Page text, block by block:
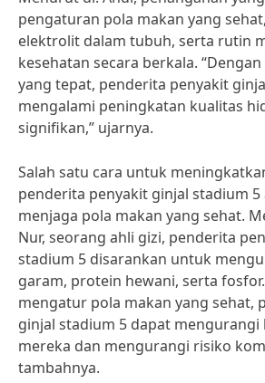
pengaturan pola makan yang
elektrolit dalam tubuh, serta rutin
kesehatan secara berkala.
yang tepat, penderita penyakit
mengalami peningkatan kualitas
signifikan,” ujarnya.
Salah satu cara untuk
penderita penyakit ginjal stadium 5
menjaga pola makan yang sehat.
Nur, seorang ahli gizi, penderita
stadium 5 disarankan untuk
garam, protein hewani, serta
mengatur pola makan yang sehat,
ginjal stadium 5 dapat mengurangi
mereka dan mengurangi risiko
tambahnya.